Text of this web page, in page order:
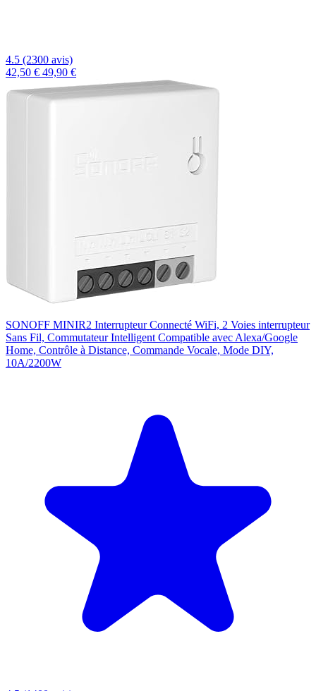
4.5 (2300 avis)
42,50 € 49,90 €
SONOFF MINIR2 Interrupteur Connecté WiFi, 2 Voies interrupteur
Sans Fil, Commutateur Intelligent Compatible avec Alexa/Google
Home, Contrôle à Distance, Commande Vocale, Mode DIY,
10A/2200W